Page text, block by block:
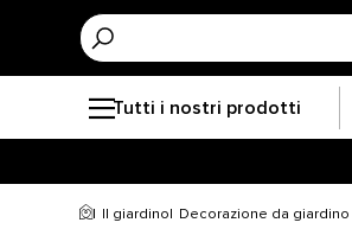
Tutti i nostri prodotti
Il giardino Decorazione da giardino